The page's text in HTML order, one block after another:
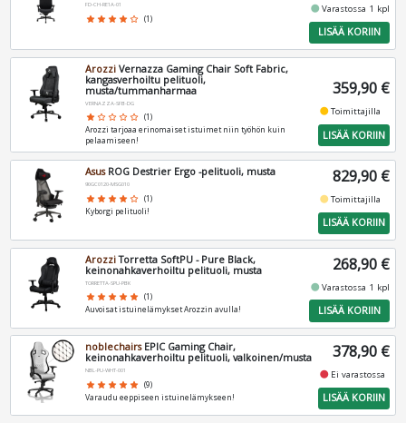
FD-CH-RE1A-01
star star star star star_border (1)
fiber_manual_recordVarastossa 1 kpl
LISÄÄ KORIIN
Arozzi Vernazza Gaming Chair Soft Fabric,
kangasverhoiltu pelituoli,
musta/tummanharmaa
VERNAZZA-SFB-DG
star star_border star_border star_border star_border (1)
Arozzi tarjoaa erinomaiset istuimet niin työhön kuin
pelaamiseen!
359,90 €
fiber_manual_recordToimittajilla
LISÄÄ KORIIN
AsusROG Destrier Ergo -pelituoli, musta
90GC0120-MSG010
star star star star star_border (1)
Kyborgi pelituoli!
829,90 €
fiber_manual_recordToimittajilla
LISÄÄ KORIIN
ArozziTorretta SoftPU - Pure Black,
keinonahkaverhoiltu pelituoli, musta
TORRETTA-SPU-PBK
star star star star star (1)
Auvoisat istuinelämykset Arozzin avulla!
268,90 €
fiber_manual_recordVarastossa 1 kpl
LISÄÄ KORIIN
noblechairsEPIC Gaming Chair,
keinonahkaverhoiltu pelituoli, valkoinen/musta
NBL-PU-WHT-001
star star star star star (9)
Varaudu eeppiseen istuinelämykseen!
378,90 €
fiber_manual_record Ei varastossa
LISÄÄ KORIIN